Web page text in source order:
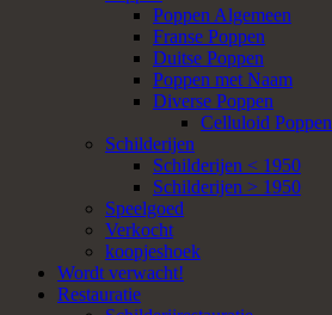
Poppen Algemeen
Franse Poppen
Duitse Poppen
Poppen met Naam
Diverse Poppen
Celluloid Poppen
Schilderijen
Schilderijen < 1950
Schilderijen > 1950
Speelgoed
Verkocht
koopjeshoek
Wordt verwacht!
Restauratie